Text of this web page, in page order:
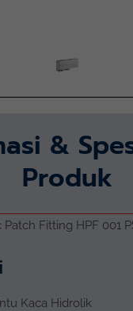
&
Produk
Fitting HPF 001
Kaca Hidrolik